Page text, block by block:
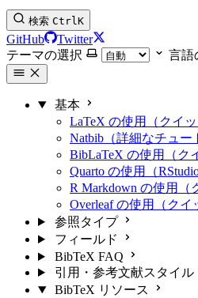
検索 CtrlK
GitHub
Twitter
テーマの選択
言語
基本
LaTeX の使用（クイッ
Natbib（詳細なチュー
BibLaTeX の使用（ク
Quarto の使用（
R Markdown の使用（
Overleaf の使用（クイ
参照タイプ
フィールド
BibTeX FAQ
引用・参考文献スタイル
BibTeX リソース